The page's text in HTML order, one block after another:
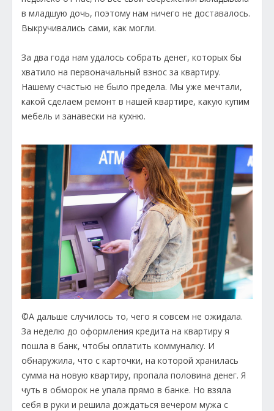
в младшую дочь, поэтому нам ничего не доставалось.
Выкручивались сами, как могли.
За два года нам удалось собрать денег, которых бы
хватило на первоначальный взнос за квартиру.
Нашему счастью не было предела. Мы уже мечтали,
какой сделаем ремонт в нашей квартире, какую купим
мебель и занавески на кухню.
©А дальше случилось то, чего я совсем не ожидала.
За неделю до оформления кредита на квартиру я
пошла в банк, чтобы оплатить коммуналку. И
обнаружила, что с карточки, на которой хранилась
сумма на новую квартиру, пропала половина денег. Я
чуть в обморок не упала прямо в банке. Но взяла
себя в руки и решила дождаться вечером мужа с